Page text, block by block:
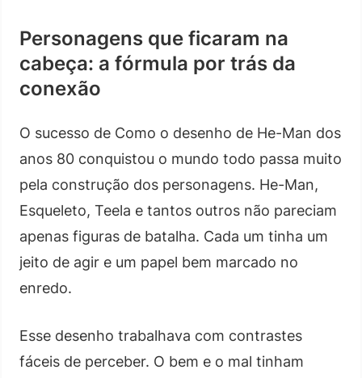
Personagens que ficaram na
cabeça: a fórmula por trás da
conexão
O sucesso de Como o desenho de He-Man dos
anos 80 conquistou o mundo todo passa muito
pela construção dos personagens. He-Man,
Esqueleto, Teela e tantos outros não pareciam
apenas figuras de batalha. Cada um tinha um
jeito de agir e um papel bem marcado no
enredo.
Esse desenho trabalhava com contrastes
fáceis de perceber. O bem e o mal tinham